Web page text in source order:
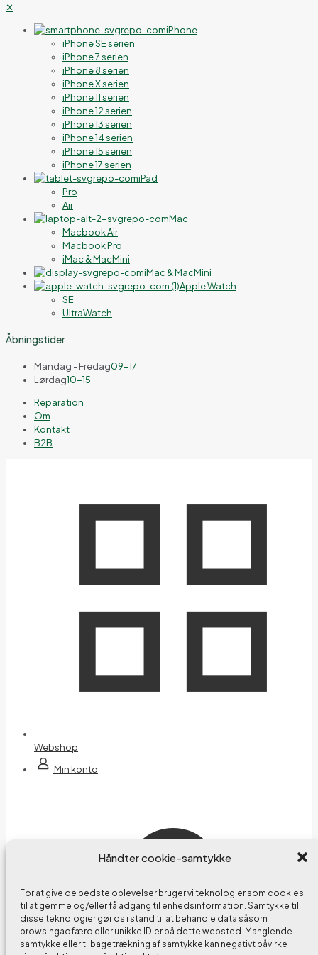
Håndter cookie-samtykke
For at give de bedste oplevelser bruger vi teknologier som cookies
til at gemme og/eller få adgang til enhedsinformation. Samtykke til
disse teknologier gør os i stand til at behandle data såsom
browsingadfærd eller unikke ID’er på dette websted. Manglende
samtykke eller tilbagetrækning af samtykke kan negativt påvirke
✕
iPhone
iPhone SE serien
iPhone 7 serien
iPhone 8 serien
iPhone X serien
iPhone 11 serien
iPhone 12 serien
iPhone 13 serien
iPhone 14 serien
iPhone 15 serien
iPhone 17 serien
iPad
Pro
Air
Mac
Macbook Air
Macbook Pro
iMac & MacMini
iMac & MacMini
Apple Watch
SE
UltraWatch
Åbningstider
Mandag - Fredag09-17
Lørdag10-15
Reparation
Om
Kontakt
B2B
Webshop
Min konto